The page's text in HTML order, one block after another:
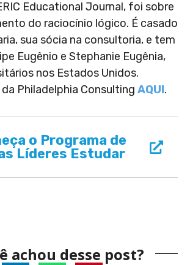
Educational Journal, foi sobre
do raciocínio lógico. É casado
sua sócia na consultoria, e tem
Eugênio e Stephanie Eugênia,
nos Estados Unidos.
Philadelphia Consulting AQUI.
o Programa de
Líderes Estudar
achou desse post?